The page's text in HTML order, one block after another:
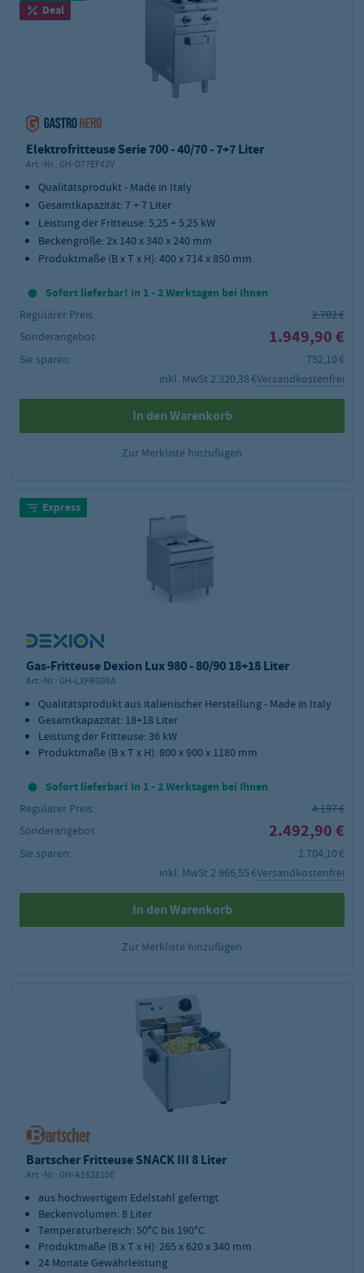
Deal
Elektrofritteuse Serie 700 - 40/70 - 7+7 Liter
Art.-Nr.: GH-D77EF42V
Qualitätsprodukt - Made in Italy
Gesamtkapazität: 7 + 7 Liter
Leistung der Fritteuse: 5,25 + 5,25 kW
Beckengröße: 2x 140 x 340 x 240 mm
Produktmaße (B x T x H): 400 x 714 x 850 mm
Sofort lieferbar! In 1 - 2 Werktagen bei Ihnen
Regulärer Preis:
2.702 €
Sonderangebot:
1.949,90 €
Sie sparen:
752,10 €
inkl. MwSt.2.320,38 €Versandkostenfrei
In den Warenkorb
Zur Merkliste hinzufügen
Express
Gas-Fritteuse Dexion Lux 980 - 80/90 18+18 Liter
Art.-Nr.: GH-LXFRG98A
Qualitätsprodukt aus italienischer Herstellung - Made in Italy
Gesamtkapazität: 18+18 Liter
Leistung der Fritteuse: 36 kW
Produktmaße (B x T x H): 800 x 900 x 1180 mm
Sofort lieferbar! In 1 - 2 Werktagen bei Ihnen
Regulärer Preis:
4.197 €
Sonderangebot:
2.492,90 €
Sie sparen:
1.704,10 €
inkl. MwSt.2.966,55 €Versandkostenfrei
In den Warenkorb
Zur Merkliste hinzufügen
Bartscher Fritteuse SNACK III 8 Liter
Art.-Nr.: GH-A162810E
aus hochwertigem Edelstahl gefertigt
Beckenvolumen: 8 Liter
Temperaturbereich: 50°C bis 190°C
Produktmaße (B x T x H): 265 x 620 x 340 mm
24 Monate Gewährleistung